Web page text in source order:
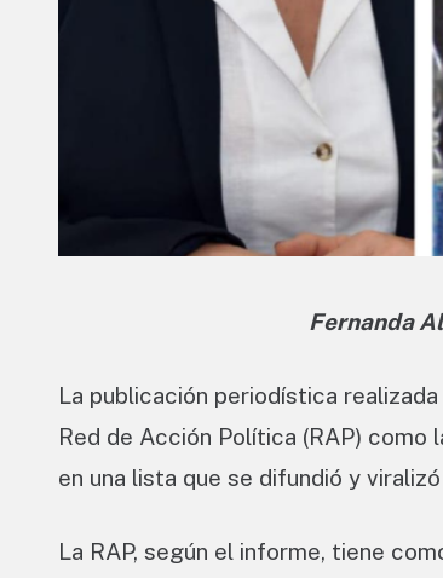
Fernanda
La publicación periodística
Red de Acción Política (RAP)
en una lista que se difundió y
La RAP, según el informe, tiene